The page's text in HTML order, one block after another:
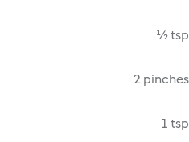
½ tsp
2 pinches
1 tsp